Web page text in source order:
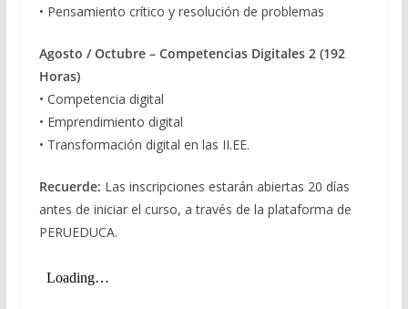
• Pensamiento crítico y resolución de problemas
Agosto / Octubre – Competencias Digitales 2 (192
Horas)
• Competencia digital
• Emprendimiento digital
• Transformación digital en las II.EE.
Recuerde: Las inscripciones estarán abiertas 20 días
antes de iniciar el curso, a través de la plataforma de
PERUEDUCA.